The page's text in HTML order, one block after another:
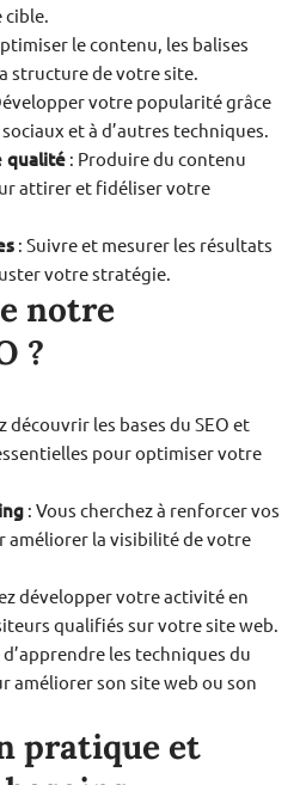
le contenu, les balises
structure de votre site.
votre popularité grâce
et à d’autres techniques.
qualité : Produire du contenu
attirer et fidéliser votre
: Suivre et mesurer les résultats
votre stratégie.
notre
?
découvrir les bases du SEO et
pour optimiser votre
: Vous cherchez à renforcer vos
améliorer la visibilité de votre
développer votre activité en
qualifiés sur votre site web.
d’apprendre les techniques du
améliorer son site web ou son
pratique et